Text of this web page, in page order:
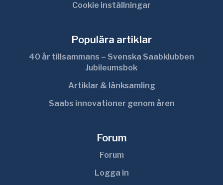
Cookie inställningar
Populära artiklar
40 år tillsammans – Svenska Saabklubben
Jubileumsbok
Artiklar & länksamling
Saabs innovationer genom åren
Forum
Forum
Logga in